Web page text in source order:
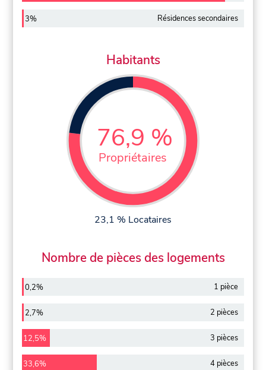
3% Résidences secondaires
Habitants
76,9 %
Propriétaires
23,1 % Locataires
Nombre de pièces des logements
0,2% 1 pièce
2,7% 2 pièces
12,5% 3 pièces
33,6% 4 pièces